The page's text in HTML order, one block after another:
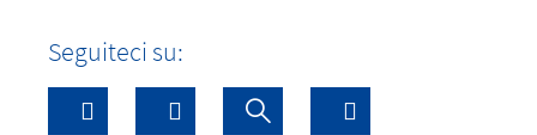
Seguiteci su: